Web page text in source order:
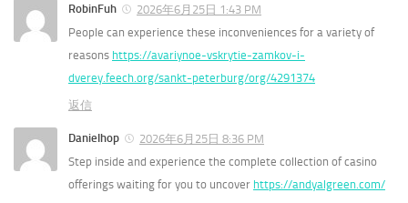
RobinFuh
2026年6月25日 1:43 PM
People can experience these inconveniences for a variety of
reasons https://avariynoe-vskrytie-zamkov-i-
dverey.feech.org/sankt-peterburg/org/4291374
返信
Danielhop
2026年6月25日 8:36 PM
Step inside and experience the complete collection of casino
offerings waiting for you to uncover https://andyalgreen.com/